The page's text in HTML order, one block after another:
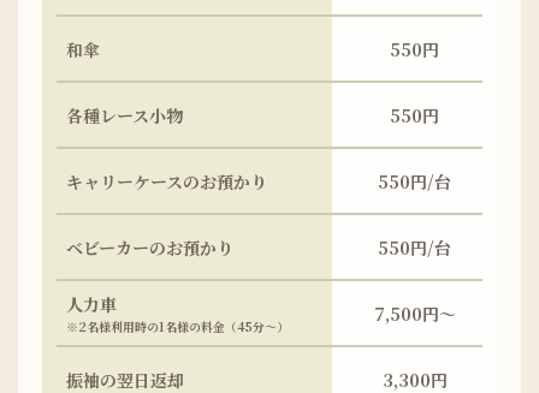
和傘 550円
各種レース小物 550円
キャリーケースのお預かり 550円/台
ベビーカーのお預かり 550円/台
人力車
※2名様利用時の1名様の料金（45分～）
7,500円～
振袖の翌日返却 3,300円